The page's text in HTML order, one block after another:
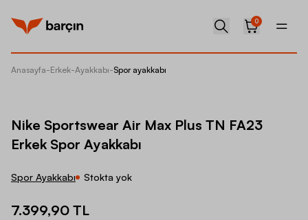
0
Anasayfa-Erkek-Ayakkabı-Spor ayakkabı
Nike Sportswear Air Max Plus TN FA23
Erkek Spor Ayakkabı
Spor Ayakkabı Stokta yok
7.399,90 TL